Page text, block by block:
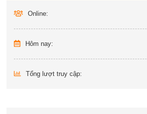
Online:
Hôm nay:
Tổng lượt truy cập: